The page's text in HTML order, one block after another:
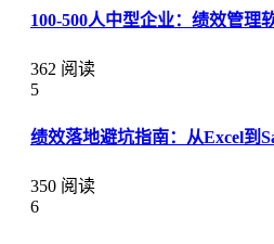
100-500人中型企业：绩效管理
362 阅读
5
绩效落地避坑指南：从Excel到
350 阅读
6